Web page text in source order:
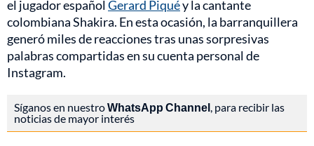
el jugador españolGerard Piquéy la cantante
colombiana Shakira. En esta ocasión, la barranquillera
generó miles de reacciones tras unas sorpresivas
palabras compartidas en su cuenta personal de
Instagram.
Síganos en nuestroWhatsApp Channel, para recibir las
noticias de mayor interés